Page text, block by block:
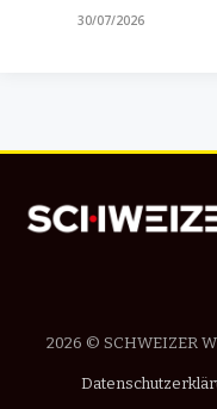
30/07/2026
2026 © SCHWEIZER